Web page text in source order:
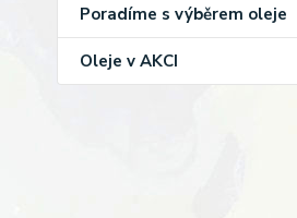
Poradíme s výběrem oleje
Oleje v AKCI